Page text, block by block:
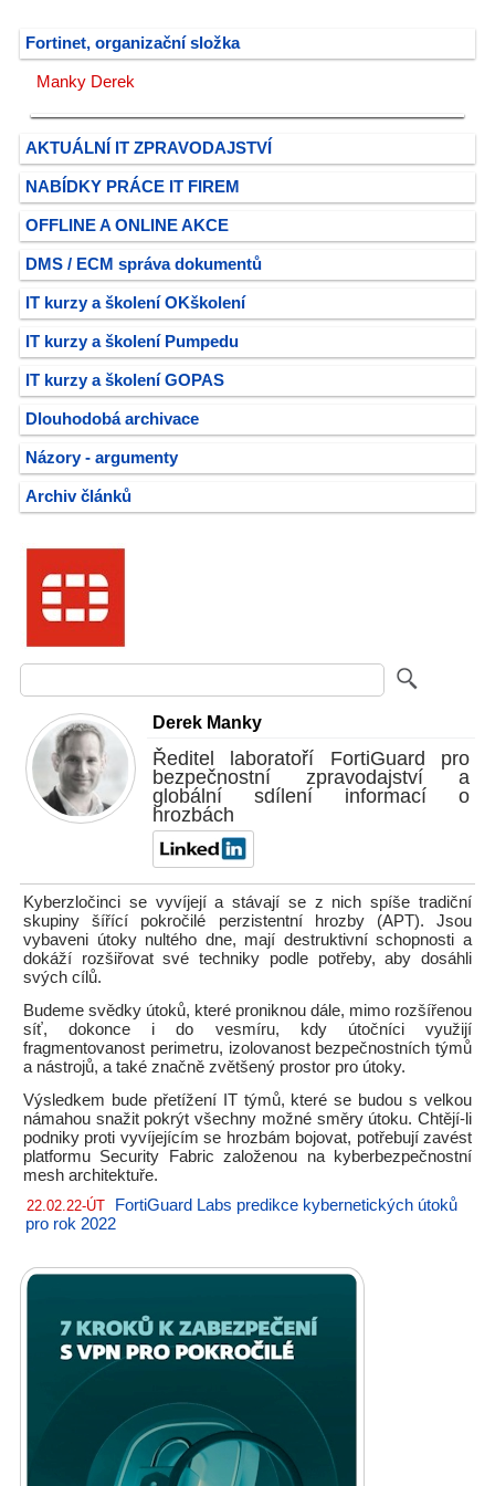
Fortinet, organizační složka
Manky Derek
AKTUÁLNÍ IT ZPRAVODAJSTVÍ
NABÍDKY PRÁCE IT FIREM
OFFLINE A ONLINE AKCE
DMS / ECM správa dokumentů
IT kurzy a školení OKškolení
IT kurzy a školení Pumpedu
IT kurzy a školení GOPAS
Dlouhodobá archivace
Názory - argumenty
Archiv článků
Derek Manky
Ředitel laboratoří FortiGuard pro
bezpečnostní zpravodajství a
globální sdílení informací o
hrozbách
Kyberzločinci se vyvíjejí a stávají se z nich spíše tradiční
skupiny šířící pokročilé perzistentní hrozby (APT). Jsou
vybaveni útoky nultého dne, mají destruktivní schopnosti a
dokáží rozšiřovat své techniky podle potřeby, aby dosáhli
svých cílů.
Budeme svědky útoků, které proniknou dále, mimo rozšířenou
síť, dokonce i do vesmíru, kdy útočníci využijí
fragmentovanost perimetru, izolovanost bezpečnostních týmů
a nástrojů, a také značně zvětšený prostor pro útoky.
Výsledkem bude přetížení IT týmů, které se budou s velkou
námahou snažit pokrýt všechny možné směry útoku. Chtějí-li
podniky proti vyvíjejícím se hrozbám bojovat, potřebují zavést
platformu Security Fabric založenou na kyberbezpečnostní
mesh architektuře.
22.02.22-ÚT
FortiGuard Labs predikce kybernetických útoků
pro rok 2022